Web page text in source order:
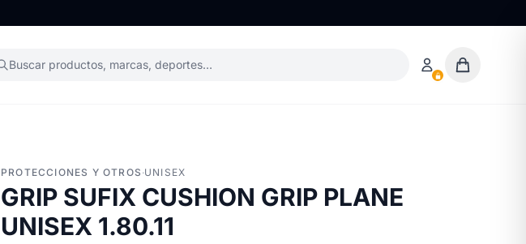
Buscar productos, marcas, deportes…
PROTECCIONES Y OTROS ·UNISEX
GRIP SUFIX CUSHION GRIP PLANE
UNISEX 1.80.11